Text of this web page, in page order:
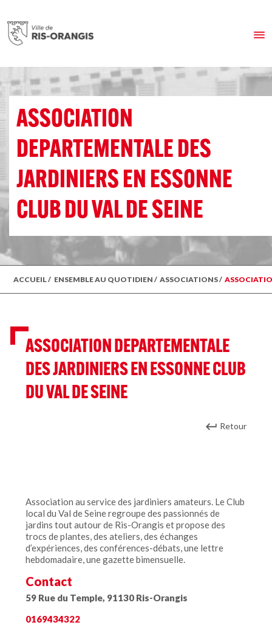
ASSOCIATION
DEPARTEMENTALE DES
JARDINIERS EN ESSONNE
CLUB DU VAL DE SEINE
ACCUEIL/ ENSEMBLE AU QUOTIDIEN / ASSOCIATIONS/
ASSOCIATION DEPARTEMENTALE
DES JARDINIERS EN ESSONNE CLUB
DU VAL DE SEINE
Retour
Association au service des jardiniers amateurs. Le Club
local du Val de Seine regroupe des passionnés de
jardins tout autour de Ris-Orangis et propose des
trocs de plantes, des ateliers, des échanges
d’expériences, des conférences-débats, une lettre
hebdomadaire, une gazette bimensuelle.
Contact
59 Rue du Temple, 91130 Ris-Orangis
0169434322